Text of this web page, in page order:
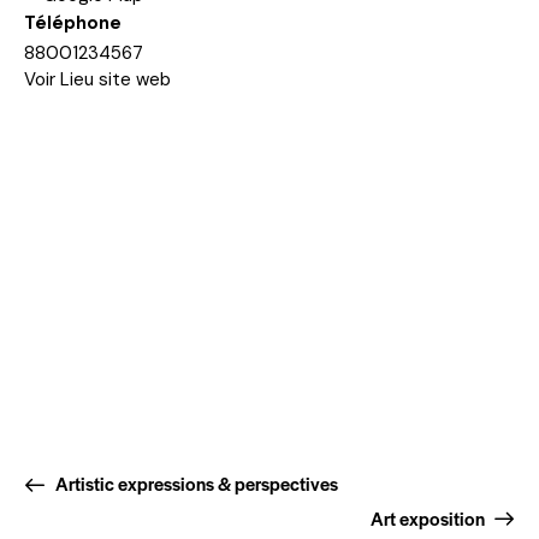
Téléphone
88001234567
Voir Lieu site web
Artistic expressions & perspectives
Art exposition